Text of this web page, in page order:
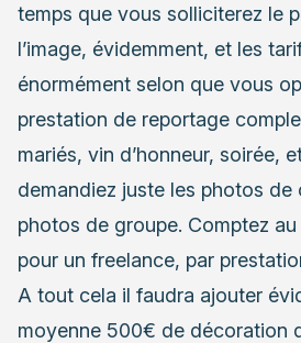
temps que vous solliciterez le
l’image, évidemment, et les
énormément selon que vous
prestation de reportage
mariés, vin d’honneur, soirée,
demandiez juste les photos de
photos de groupe. Comptez
pour un freelance, par
A tout cela il faudra ajouter
moyenne 500€ de décoration